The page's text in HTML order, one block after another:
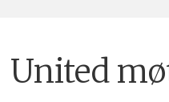
United